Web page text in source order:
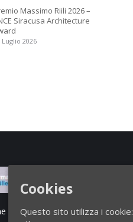
Massimo Riili 2026 –
Siracusa Architecture
Luglio 2026
segnalazioni di illeciti
Cookies
Questo sito utilizza i cookie: